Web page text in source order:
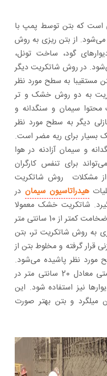
است که بتن توسط پمپ با
از بتن ریزی به روش
گود، ساخت تونل،
در روش شاتکریت دیگر
مستقیبا به سطح مورد نظر
به دو روش خشک و تر
سیمان و سنگدانه و
دیگر به سطح مورد نظر
برای ریه مضر است.
و سیمان آزادنه در هوا
برای تنفس کارگران
مشکلات روش شاتکریت
هیدراتاسیون سیمان در
شاتکریت خشک معمولا
برای انجام کارهای تعمیراتی به ضخامت کمتر از 10 سانتی متر
به روش شاتکریت تر، بتن
قرار گرفته و مخلوط بتن از
مورد نظر پاشیده می‌شود.
شاتکریت تر می‌تواند در ضخامتی معادل 20 سانتی متر در
در دیوارها نیز استفاده شود. این
میلگرد و بتن بهتر صورت